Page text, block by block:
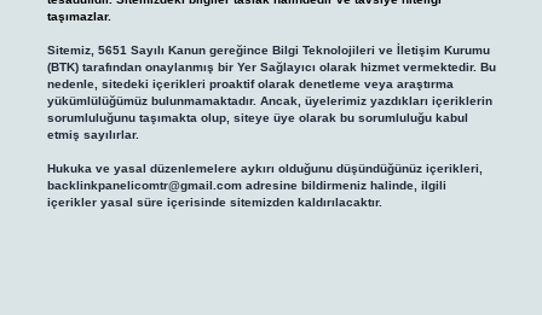
taşımazlar.
Sitemiz, 5651 Sayılı Kanun gereğince Bilgi Teknolojileri ve İletişim Kurumu
(BTK) tarafından onaylanmış bir Yer Sağlayıcı olarak hizmet vermektedir. Bu
nedenle, sitedeki içerikleri proaktif olarak denetleme veya araştırma
yükümlülüğümüz bulunmamaktadır. Ancak, üyelerimiz yazdıkları içeriklerin
sorumluluğunu taşımakta olup, siteye üye olarak bu sorumluluğu kabul
etmiş sayılırlar.
Hukuka ve yasal düzenlemelere aykırı olduğunu düşündüğünüz içerikleri,
backlinkpanelicomtr@gmail.comadresine bildirmeniz halinde, ilgili
içerikler yasal süre içerisinde sitemizden kaldırılacaktır.